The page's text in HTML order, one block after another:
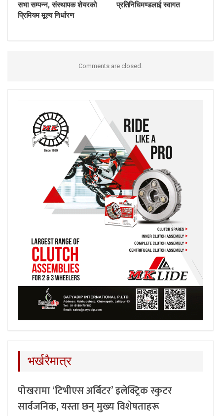
सभा सम्पन्न, संस्थापक शेयरको
प्रिमियम मूल्य निर्धारण
प्रतिनिधिमण्डलाई स्वागत
Comments are closed.
भर्खरैमात्र
पोखरामा ‘टिभीएस अर्बिटर’ इलेक्ट्रिक स्कुटर
सार्वजनिक, यस्ता छन् मुख्य विशेषताहरू